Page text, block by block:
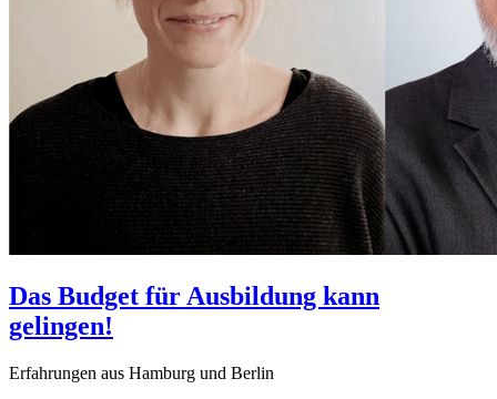
Das Budget für Ausbildung kann
gelingen!
Erfahrungen aus Hamburg und Berlin